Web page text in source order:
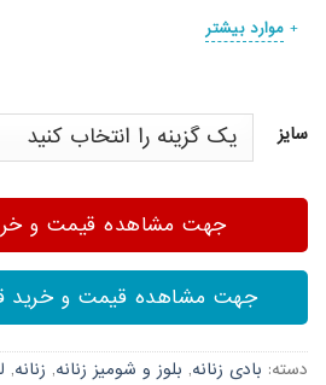
موارد بیشتر
سایز
جهت مشاهده قیمت و
جهت مشاهده قیمت و خرید
دسته: بادی زنانه, بلوز و شومیز زنانه, زنانه,